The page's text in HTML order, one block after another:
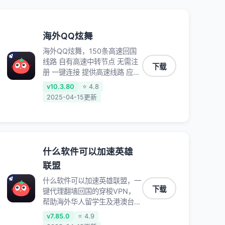
海外QQ炫舞
海外QQ炫舞，150条高速回国
线路 自有高速中转节点 无需注
册 一键连接 提供高速线路 应用
内直达视频音乐app,快人一步
应用模式 App互不干扰 不间断
v10.3.80
⭐ 4.8
2025-04-15更新
下载
什么软件可以加速英雄
联盟
什么软件可以加速英雄联盟，一
键代理翻墙回国的穿梭VPN，
帮助海外华人留学生及港澳台地
区用户破除地区版权限制问题，
一键降低游戏延迟，加速访问中
v7.85.0
⭐ 4.9
下载